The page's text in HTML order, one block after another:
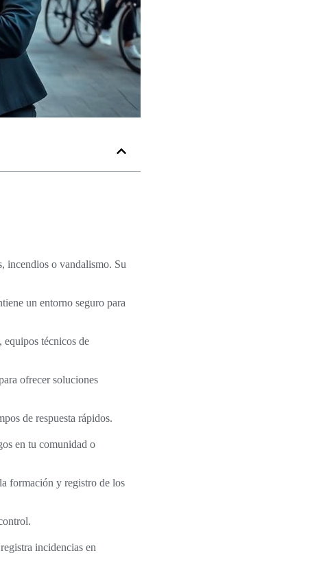
incendios o vandalismo. Su
un entorno seguro para
técnicos de
ofrecer soluciones
de respuesta rápidos.
en tu comunidad o
formación y registro de los
incidencias en